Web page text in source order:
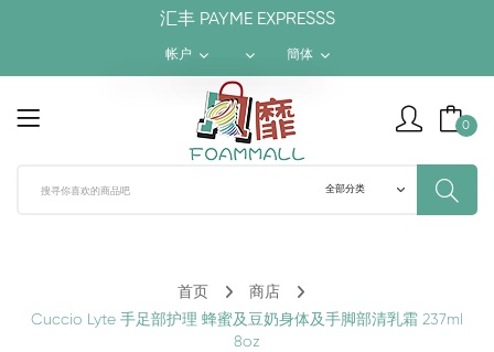
汇丰 PAYME EXPRESSS
帐户 簡体
繁體
簡体
0
首页
商店
Cuccio Lyte 手足部护理 蜂蜜及豆奶身体及手脚部清乳霜 237ml
8oz